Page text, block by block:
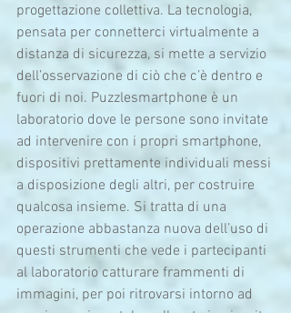
progettazione collettiva. La tecnologia,
pensata per connetterci virtualmente a
distanza di sicurezza, si mette a servizio
dell’osservazione di ciò che c’è dentro e
fuori di noi. Puzzlesmartphone è un
laboratorio dove le persone sono invitate
ad intervenire con i propri smartphone,
dispositivi prettamente individuali messi
a disposizione degli altri, per costruire
qualcosa insieme. Si tratta di una
operazione abbastanza nuova dell’uso di
questi strumenti che vede i partecipanti
al laboratorio catturare frammenti di
immagini, per poi ritrovarsi intorno ad